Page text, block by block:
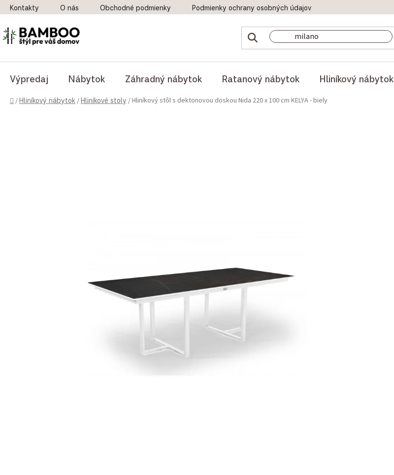
Prejsť na obsah
Kontakty O nás Obchodné podmienky Podmienky ochrany osobných údajov
Výpredaj Nábytok Záhradný nábytok Ratanový nábytok Hliníkový nábytok
Domov
/Hliníkový nábytok /Hliníkové stoly /Hliníkový stôl s dektonovou doskou Nida 220 x 100 cm KELYA - biely